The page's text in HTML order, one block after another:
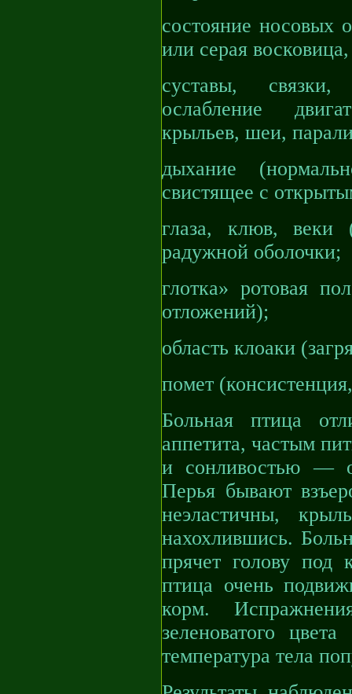
состояние носовых
или серая
суставы,
ослабление
крыльев, шеи,
дыхание
свистящее с
глаза, клюв, веки
радужной оболочки;
глотка» ротовая
отложений);
область клоаки
помет
Больная птица
аппетита, частым
и сонливостью —
Перья бывают
неэластичны,
нахохлившись.
прячет голову под
птица очень
корм.
зеленоватого
температура тела